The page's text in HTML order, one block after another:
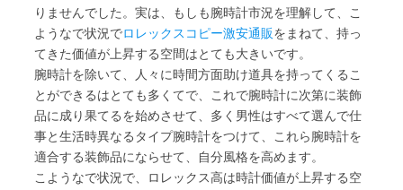
りませんでした。実は、もしも腕時計市況を理解して、こ
ようなで状況でロレックスコピー激安通販をまねて、持っ
てきた価値が上昇する空間はとても大きいです。
腕時計を除いて、人々に時間方面助け道具を持ってくるこ
とができるはとても多くてで、これで腕時計に次第に装飾
品に成り果てるを始めさせて、多く男性はすべて選んで仕
事と生活時異なるタイプ腕時計をつけて、これら腕時計を
適合する装飾品にならせて、自分風格を高めます。
こようなで状況で、ロレックス高は時計価値が上昇する空